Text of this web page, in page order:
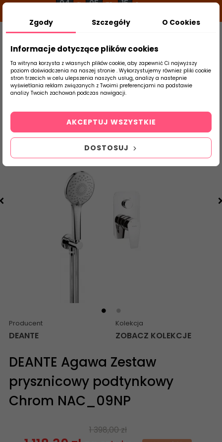
04 g 05 m 15 s
Szukaj
produktu
Strona Główna Armatura Prysznice
Producent
DEANTE
Kolekcja
ZOBACZ KOLEKCJE
DEANTE Agawa Zestaw
prysznicowy podtynkowy
Chrom NAC_09NP
1 398,00 zł
Zgody Szczegóły O Cookies
Informacje dotyczące plików cookies
Ta witryna korzysta z własnych plików cookie, aby zapewnić Ci najwyższy
poziom doświadczenia na naszej stronie . Wykorzystujemy również pliki cookie
stron trzecich w celu ulepszenia naszych usług, analizy a nastepnie
wyświetlania reklam związanych z Twoimi preferencjami na podstawie
analizy Twoich zachowań podczas nawigacji.
DOSTOSUJ
AKCEPTUJ WSZYSTKIE